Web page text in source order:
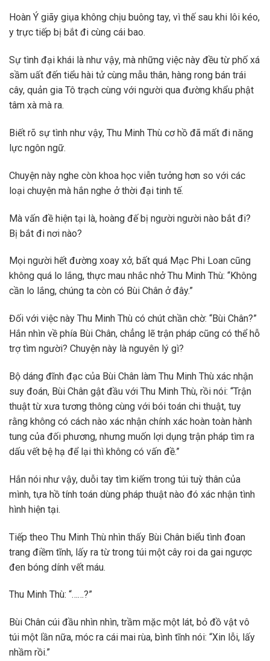
Hoàn Ý giãy giụa không chịu buông tay, vì thế sau khi lôi kéo,
y trực tiếp bị bắt đi cùng cái bao.
Sự tình đại khái là như vậy, mà những việc này đều từ phố xá
sầm uất đến tiểu hài tử cùng mẫu thân, hàng rong bán trái
cây, quản gia Tô trạch cùng với người qua đường khẩu phật
tâm xà mà ra.
Biết rõ sự tình như vậy, Thu Minh Thù cơ hồ đã mất đi năng
lực ngôn ngữ.
Chuyện này nghe còn khoa học viễn tưởng hơn so với các
loại chuyện mà hắn nghe ở thời đại tinh tế.
Mà vấn đề hiện tại là, hoàng đế bị người người nào bắt đi?
Bị bắt đi nơi nào?
Mọi người hết đường xoay xở, bất quá Mạc Phi Loan cũng
không quá lo lắng, thực mau nhắc nhở Thu Minh Thù: “Không
cần lo lắng, chúng ta còn có Bùi Chân ở đây.”
Đối với việc này Thu Minh Thù có chút chần chờ: “Bùi Chân?”
Hắn nhìn về phía Bùi Chân, chẳng lẽ trận pháp cũng có thể hỗ
trợ tìm người? Chuyện này là nguyên lý gì?
Bộ dáng đĩnh đạc của Bùi Chân làm Thu Minh Thù xác nhận
suy đoán, Bùi Chân gật đầu với Thu Minh Thù, rồi nói: “Trận
thuật từ xưa tương thông cùng với bói toán chi thuật, tuy
rằng không có cách nào xác nhận chính xác hoàn toàn hành
tung của đối phương, nhưng muốn lợi dụng trận pháp tìm ra
dấu vết bệ hạ để lại thì không có vấn đề.”
Hắn nói như vậy, duỗi tay tìm kiếm trong túi tuỳ thân của
mình, tựa hồ tính toán dùng pháp thuật nào đó xác nhận tình
hình hiện tại.
Tiếp theo Thu Minh Thù nhìn thấy Bùi Chân biểu tình đoan
trang điềm tĩnh, lấy ra từ trong túi một cây roi da gai ngược
đen bóng dính vết máu.
Thu Minh Thù: “……?”
Bùi Chân cúi đầu nhìn nhìn, trầm mặc một lát, bỏ đồ vật vô
túi một lần nữa, móc ra cái mai rùa, bình tĩnh nói: “Xin lỗi, lấy
nhầm rồi.”